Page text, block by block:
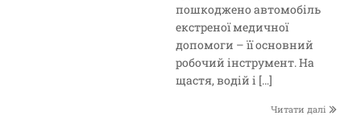
пошкоджено автомобіль
екстреної медичної
допомоги – її основний
робочий інструмент. На
щастя, водій і […]
Читати далі